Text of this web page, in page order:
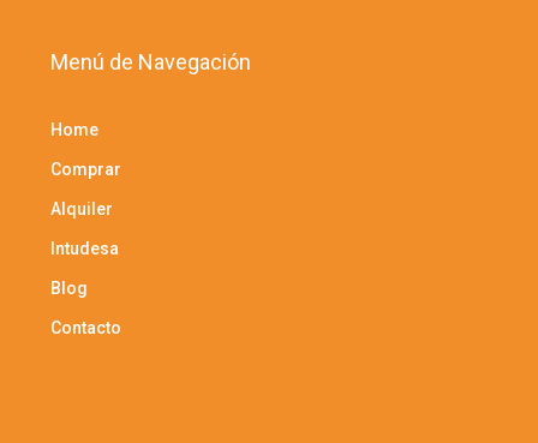
Menú de Navegación
Home
Comprar
Alquiler
Intudesa
Blog
Contacto